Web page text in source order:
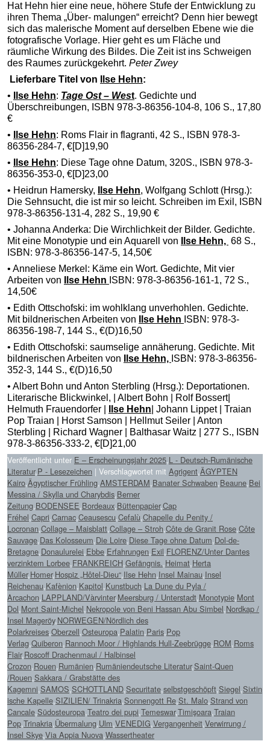
Hat Hehn hier eine neue, höhere Stufe der Entwicklung zu
ihren Thema „Über- malungen“ erreicht? Denn hier bewegt
sich das malerische Moment auf derselben Ebene wie die
fotografische Vorlage. Hier geht es um Fläche und
räumliche Wirkung des Bildes. Die Zeit ist ins Schweigen
des Raumes zurückgekehrt. Peter Zwey
Lieferbare Titel von
Ilse Hehn:
•
Ilse Hehn: Tage Ost – West. Gedichte und
Überschreibungen, ISBN 978-3-86356-104-8, 106 S., 17,80
€
•
Ilse Hehn: Roms Flair in flagranti, 42 S., ISBN 978-3-
86356-284-7, €[D]19,90
•
Ilse Hehn: Diese Tage ohne Datum, 320S., ISBN 978-3-
86356-353-0, €[D]23,00
• Heidrun Hamersky,
Ilse Hehn, Wolfgang Schlott (Hrsg.):
Die Sehnsucht, die ist mir so leicht. Schreiben im Exil, ISBN
978-3-86356-131-4, 282 S., 19,90 €
• Johanna Anderka: Die Wirchlichkeit der Bilder. Gedichte.
Mit eine Monotypie und ein Aquarell von
Ilse Hehn, 68 S.,
ISBN: 978-3-86356-147-5, 14,50€
• Anneliese Merkel: Käme ein Wort. Gedichte, Mit vier
Arbeiten von
Ilse Hehn ISBN: 978-3-86356-161-1, 72 S.,
14,50€
• Edith Ottschofski: im wohlklang unverhohlen. Gedichte.
Mit bildnerischen Arbeiten von
Ilse Hehn ISBN: 978-3-
86356-198-7, 144 S., €(D)16,50
• Edith Ottschofski: saumselige annäherung. Gedichte. Mit
bildnerischen Arbeiten von
Ilse Hehn, ISBN: 978-3-86356-
352-3, 144 S., €(D)16,50
• Albert Bohn und Anton Sterbling (Hrsg.): Deportationen.
Literarische Blick­winkel, | Albert Bohn | Rolf Bossert|
Helmuth Frauendorfer |
Ilse Hehn | Johann Lippet | Traian
Pop Traian | Horst Samson | Hellmut Seiler | Anton
Sterbling | Richard Wagner | Balthasar Waitz | 277 S., ISBN
978-3-86356-333-2, €[D]21,00
Veröffentlicht unter E – Erscheinungsjahr 2025,L - Deutsch-Rumänische
Literatur,P - Lesezeichen | Verschlagwortet mit Agrigent,ÄGYPTEN
Kairo,Ägyptischer Frühling,AMSTERDAM,Banater Schwaben,Beaune,Bei
Messina / Skylla und Charybdis,Berner
Zeitung,BODENSEE,Bordeaux,Büttenpapier,Cap
Fréhel,Capri,Carnac,Ceausescu,Cefalù,Chapelle du Penity /
Locronan,Collage – Maisblatt,Collage – Stroh,Côte de Granit Rose,Côte
Sauvage,Das Kolosseum,Die Loire,Diese Tage ohne Datum,Dol-de-
Bretagne,Donaulurelei,Ebbe,Erfahrungen,Exil,FLORENZ/Unter Dantes
verzinktem Lorbee,FRANKREICH,Gefängnis.,Heimat,Herta
Müller,Homer,Hospiz „Hôtel-Dieu“,Ilse Hehn,Insel Mainau,Insel
Reichenau,Kafènion,Kapitol,Kunstbuch,La Dune du Pyla /
Arcachon,LAPPLAND/Vàrvinter,Meersburg / Unterstadt,Monotypie,Mont
Dol,Mont Saint-Michel,Nekropole von Beni Hassan Abu Simbel,Nordkap /
Insel Mageröy,NORWEGEN/Nördlich des
Polarkreises,Oberzell,Osteuropa,Palatin,Paris,Pop
Verlag,Quiberon,Rannoch Moor / Highlands Hull-Zeebrügge,ROM,Roms
Flair,Roscoff Drachenmaul / Halbinsel
Crozon,Rouen,Rumänien,Rumäniendeutsche Literatur,Saint-Quen
/Rouen,Sakkara / Grabstätte des
Kagemni,SAMOS,SCHOTTLAND,Securitate,selbstgeschöpft,Siegel,Sixtin
ische Kapelle,SIZILIEN/ Trinakria,Sonnengott Re,St. Malo,Strand von
Cancale,Südosteuropa,Teatro dei pupi,Temeswar,Timişoara,Traian
Pop,Trinakria,Übermalung,Ulm,VENEDIG,Vergangenheit,Verwirrung /
Insel Skye,Via Appia Nuova,Wassertheater